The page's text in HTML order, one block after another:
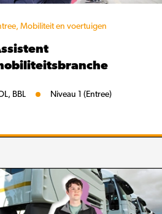
Mobiliteit en voertuigen
BBL Niveau 1 (Entree)